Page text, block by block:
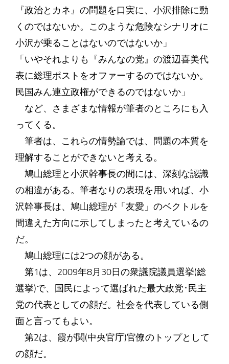
『政治とカネ』の問題を口実に、小沢排除に動
くのではないか。このような危険なシナリオに
小沢が乗ることはないのではないか」
「いやそれよりも『みんなの党』の渡辺喜美代
表に総理ポストをオファーするのではないか。
民国みん連立政権ができるのではないか」
など、さまざまな情報が筆者のところにも入
ってくる。
筆者は、これらの情勢論では、問題の本質を
理解することができないと考える。
鳩山総理と小沢幹事長の間には、深刻な認識
の相違がある。筆者なりの表現を用いれば、小
沢幹事長は、鳩山総理が「友愛」のベクトルを
間違えた方向に示してしまったと考えているの
だ。
鳩山総理には2つの顔がある。
第1は、2009年8月30日の衆議院議員選挙(総
選挙)で、国民によって選ばれた最大政党･民主
党の代表としての顔だ。社会を代表している側
面と言ってもよい。
第2は、霞が関(中央官庁)官僚のトップとして
の顔だ。